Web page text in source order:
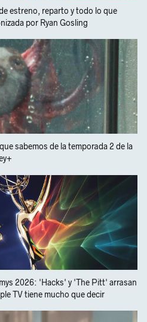
estreno, reparto y todo lo que
por Ryan Gosling
sabemos de la temporada 2 de la
2026: 'Hacks' y 'The Pitt' arrasan
TV tiene mucho que decir